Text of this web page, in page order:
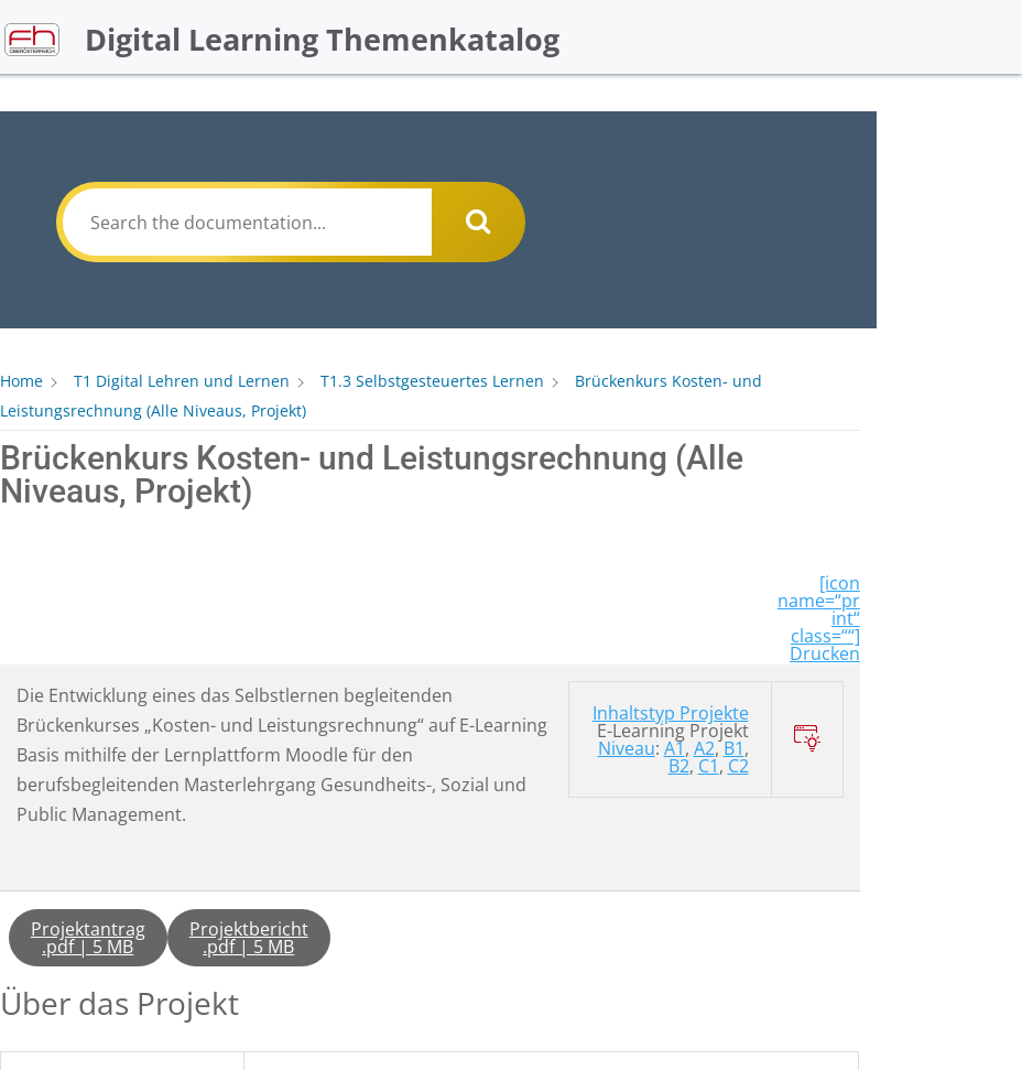
Digital Learning Themenkatalog
Home T1 Digital Lehren und Lernen T1.3 Selbstgesteuertes Lernen
Brückenkurs Kosten- und
Leistungsrechnung (Alle Niveaus, Projekt)
Brückenkurs Kosten- und Leistungsrechnung (Alle
Niveaus, Projekt)
[icon
name=“pr
int“
class=““]
Drucken
Die Entwicklung eines das Selbstlernen begleitenden
Brückenkurses „Kosten- und Leistungsrechnung“ auf E-Learning
Basis mithilfe der Lernplattform Moodle für den
berufsbegleitenden Masterlehrgang Gesundheits-, Sozial und
Public Management.
Inhaltstyp Projekte
E-Learning Projekt
Niveau: A1, A2,B1,
B2, C1, C2
Projektantrag
.pdf | 5 MB
Projektbericht
.pdf | 5 MB
Über das Projekt